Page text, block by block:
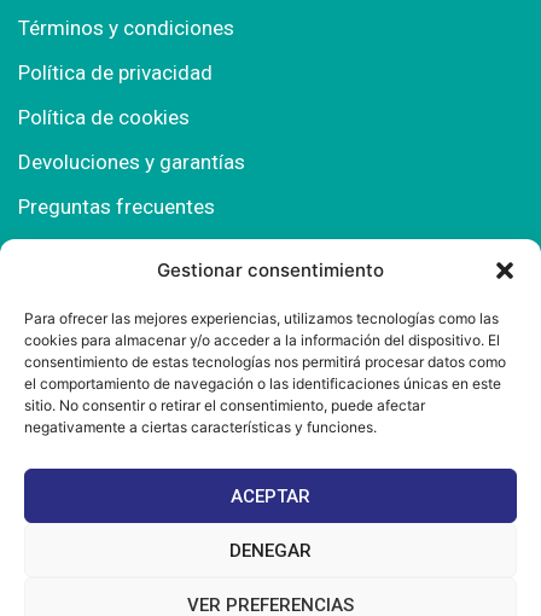
Gestionar consentimiento
Para ofrecer las mejores experiencias, utilizamos tecnologías como las
cookies para almacenar y/o acceder a la información del dispositivo. El
consentimiento de estas tecnologías nos permitirá procesar datos como
el comportamiento de navegación o las identificaciones únicas en este
sitio. No consentir o retirar el consentimiento, puede afectar
negativamente a ciertas características y funciones.
ACEPTAR
DENEGAR
VER PREFERENCIAS
Términos y condiciones
Política de privacidad
Política de cookies
Devoluciones y garantías
Preguntas frecuentes
Polígono Comercial Urbisur (Cita previa) 11130
Chiclana de la Fra. (Cádiz)
667 457 908
info@mantonesdelsur.com
mantonesdelsur@gmail.com